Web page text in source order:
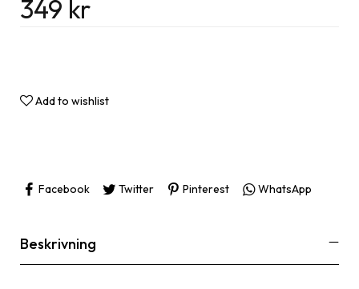
349 kr
Add to wishlist
Facebook Twitter Pinterest WhatsApp
Beskrivning